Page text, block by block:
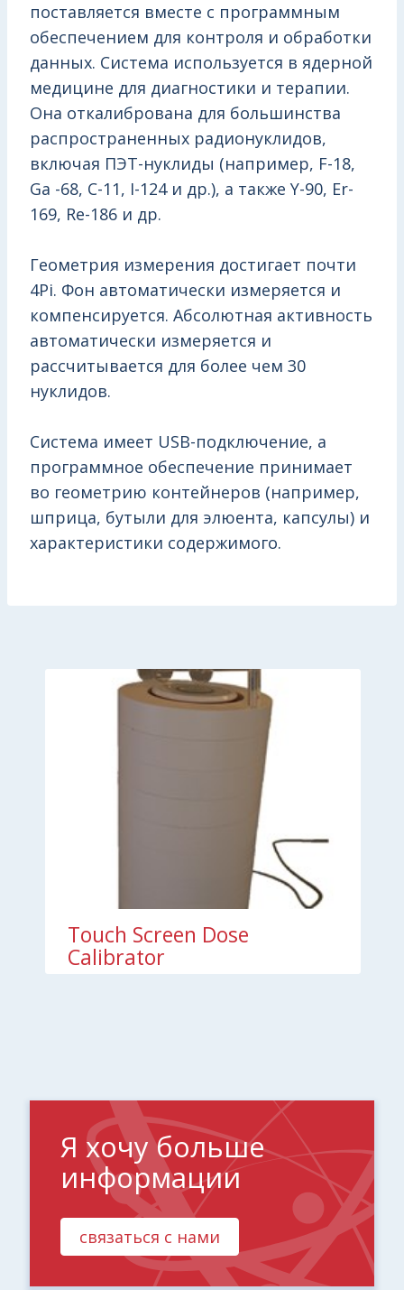
поставляется вместе с программным
обеспечением для контроля и обработки
данных. Система используется в ядерной
медицине для диагностики и терапии.
Она откалибрована для большинства
распространенных радионуклидов,
включая ПЭТ-нуклиды (например, F-18,
Ga -68, C-11, I-124 и др.), а также Y-90, Er-
169, Re-186 и др.
Геометрия измерения достигает почти
4Pi. Фон автоматически измеряется и
компенсируется. Абсолютная активность
автоматически измеряется и
рассчитывается для более чем 30
нуклидов.
Система имеет USB-подключение, а
программное обеспечение принимает
во геометрию контейнеров (например,
шприца, бутыли для элюента, капсулы) и
характеристики содержимого.
Touch Screen Dose
Calibrator
Я хочу больше
информации
связаться с нами